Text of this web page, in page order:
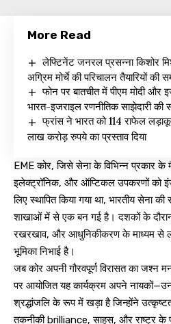
More Read
लेफ्टिनेंट जनरल प्रसन्ना किशोर
अग्रिम मोर्चे की परिचालन तैयारियों की
फोन पर बातचीत में पीएम मोदी और
भारत-इजराइल रणनीतिक साझेदारी की
फ्रांस ने भारत को 114 राफेल
लाख करोड़ रुपये का प्रस्ताव दिया
EME कोर, जिसे सेना के विभिन्न प्रकार
इलेक्ट्रॉनिक, और ऑप्टिकल उपकरणों को
लिए स्थापित किया गया था, भारतीय सेना
शाखाओं में से एक बन गई है। दशकों के
रखरखाव, और आधुनिकीकरण के माध्यम से
भूमिका निभाई है।
जब कोर अपनी गौरवपूर्ण विरासत का जश्न
पर आयोजित यह कार्यक्रम अपने
श्रद्धांजलि के रूप में खड़ा है जिन्होंने
तकनीकी brilliance, साहस, और राष्ट्र के